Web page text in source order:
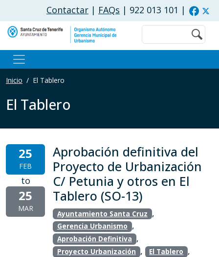
Pasar al contenido principal
Contactar | FAQs | 922 013 101 |
Buscar
Inicio El Tablero
El Tablero
25
FEB
to
25
MAR
Aprobación definitiva del
Proyecto de Urbanización
C/ Petunia y otros en El
Tablero (SO-13)
Ayuntamiento Santa Cruz ,
Gerencia Urbanismo ,
Aprobación Definitiva ,
Proyecto Urbanización , El Tablero ,